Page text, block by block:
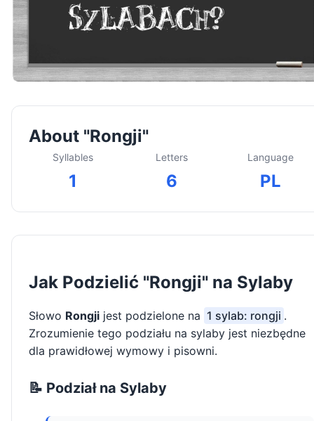
About "Rongji"
Syllables
1
Letters
6
Language
PL
Jak Podzielić "Rongji" na Sylaby
Słowo Rongji jest podzielone na 1 sylab: rongji .
Zrozumienie tego podziału na sylaby jest niezbędne
dla prawidłowej wymowy i pisowni.
📝 Podział na Sylaby